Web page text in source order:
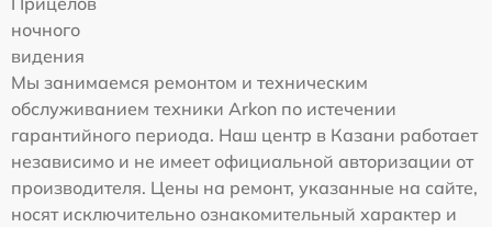
ночного
видения
Мы занимаемся ремонтом и техническим
обслуживанием техники Arkon по истечении
гарантийного периода. Наш центр в Казани работает
независимо и не имеет официальной авторизации от
производителя. Цены на ремонт, указанные на сайте,
носят исключительно ознакомительный характер и